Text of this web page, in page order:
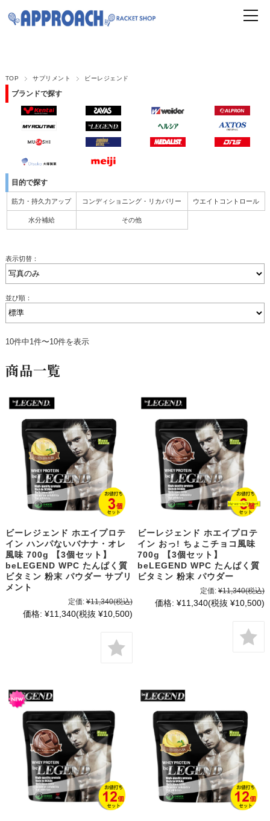
TOP サプリメント ビーレジェンド
ブランドで探す
目的で探す
筋力・持久力アップ コンディショニング・リカバリー ウエイトコントロール
水分補給 その他
表示切替：
並び順：
10件中1件〜10件を表示
商品一覧
ビーレジェンド ホエイプロテ
イン ハンパないバナナ・オレ
風味 700g 【3個セット】
beLEGEND WPC たんぱく質
ビタミン 粉末 パウダー サプリ
メント
定価: ¥11,340(税込)
価格: ¥11,340(税抜 ¥10,500)
ビーレジェンド ホエイプロテ
イン おっ! ちょこチョコ風味
700g 【3個セット】
beLEGEND WPC たんぱく質
ビタミン 粉末 パウダー
定価: ¥11,340(税込)
価格: ¥11,340(税抜 ¥10,500)